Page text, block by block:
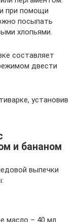
при помощи
посыпать
хлопьями.
составляет
двести
установив
и бананом
выпечки
масло – 40 мл.